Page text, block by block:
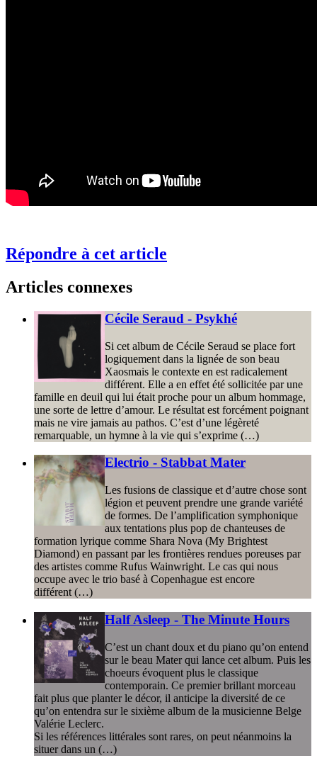
Répondre à cet article
Articles connexes
Cécile Seraud - Psykhé
Si cet album de Cécile Seraud se place fort
logiquement dans la lignée de son beau
Xaosmais le contexte en est radicalement
différent. Elle a en effet été sollicitée par une
famille en deuil qui lui était proche pour un album hommage,
une sorte de lettre d’amour. Le résultat est forcément poignant
mais ne vire jamais au pathos. C’est d’une légèreté
remarquable, un hymne à la vie qui s’exprime (…)
Electrio - Stabbat Mater
Les fusions de classique et d’autre chose sont
légion et peuvent prendre une grande variété
de formes. De l’amplification symphonique
aux tentations plus pop de chanteuses de
formation lyrique comme Shara Nova (My Brightest
Diamond) en passant par les frontières rendues poreuses par
des artistes comme Rufus Wainwright. Le cas qui nous
occupe avec le trio basé à Copenhague est encore
différent (…)
Half Asleep - The Minute Hours
C’est un chant doux et du piano qu’on entend
sur le beau Mater qui lance cet album. Puis les
choeurs évoquent plus le classique
contemporain. Ce premier brillant morceau
fait plus que planter le décor, il anticipe la diversité de ce
qu’on entendra sur le sixième album de la musicienne Belge
Valérie Leclerc.
Si les références littérales sont rares, on peut néanmoins la
situer dans un (…)